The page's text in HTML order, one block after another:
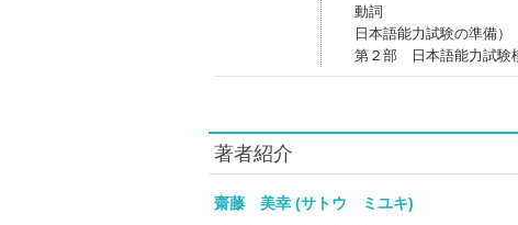
動詞
日本語能力試験の準備）
第２部 日本語能力試験
著者紹介
齋藤 美幸 (サトウ ミユキ)